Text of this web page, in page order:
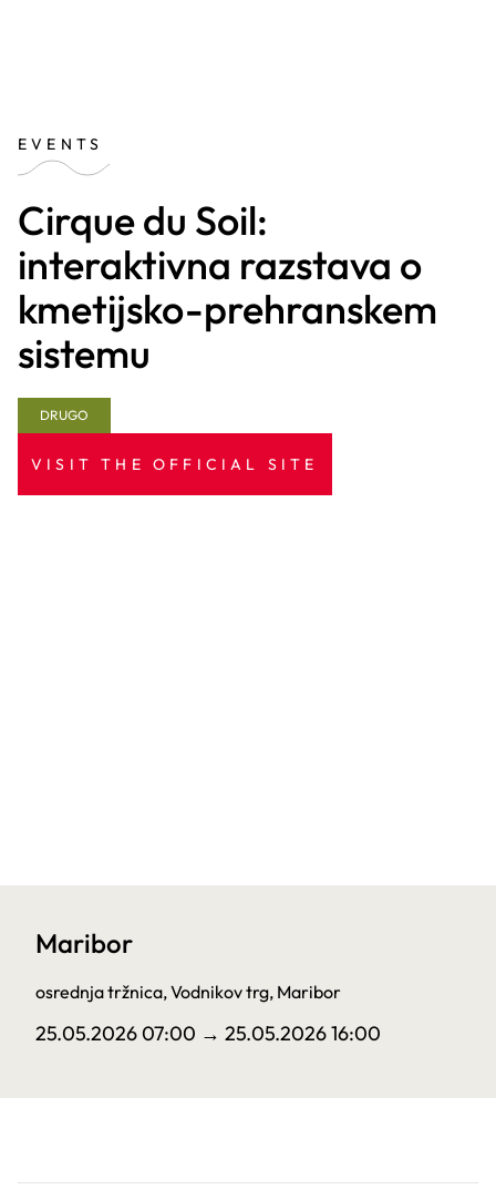
EVENTS
Cirque du Soil:
interaktivna razstava o
kmetijsko-prehranskem
sistemu
DRUGO
VISIT THE OFFICIAL SITE
Maribor
osrednja tržnica, Vodnikov trg, Maribor
25.05.2026 07:00 → 25.05.2026 16:00